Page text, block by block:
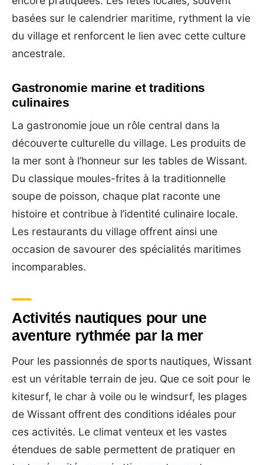
basées sur le calendrier maritime, rythment la vie
du village et renforcent le lien avec cette culture
ancestrale.
Gastronomie marine et traditions
culinaires
La gastronomie joue un rôle central dans la
découverte culturelle du village. Les produits de
la mer sont à l’honneur sur les tables de Wissant.
Du classique moules-frites à la traditionnelle
soupe de poisson, chaque plat raconte une
histoire et contribue à l’identité culinaire locale.
Les restaurants du village offrent ainsi une
occasion de savourer des spécialités maritimes
incomparables.
Activités nautiques pour une
aventure rythmée par la mer
Pour les passionnés de sports nautiques, Wissant
est un véritable terrain de jeu. Que ce soit pour le
kitesurf, le char à voile ou le windsurf, les plages
de Wissant offrent des conditions idéales pour
ces activités. Le climat venteux et les vastes
étendues de sable permettent de pratiquer en